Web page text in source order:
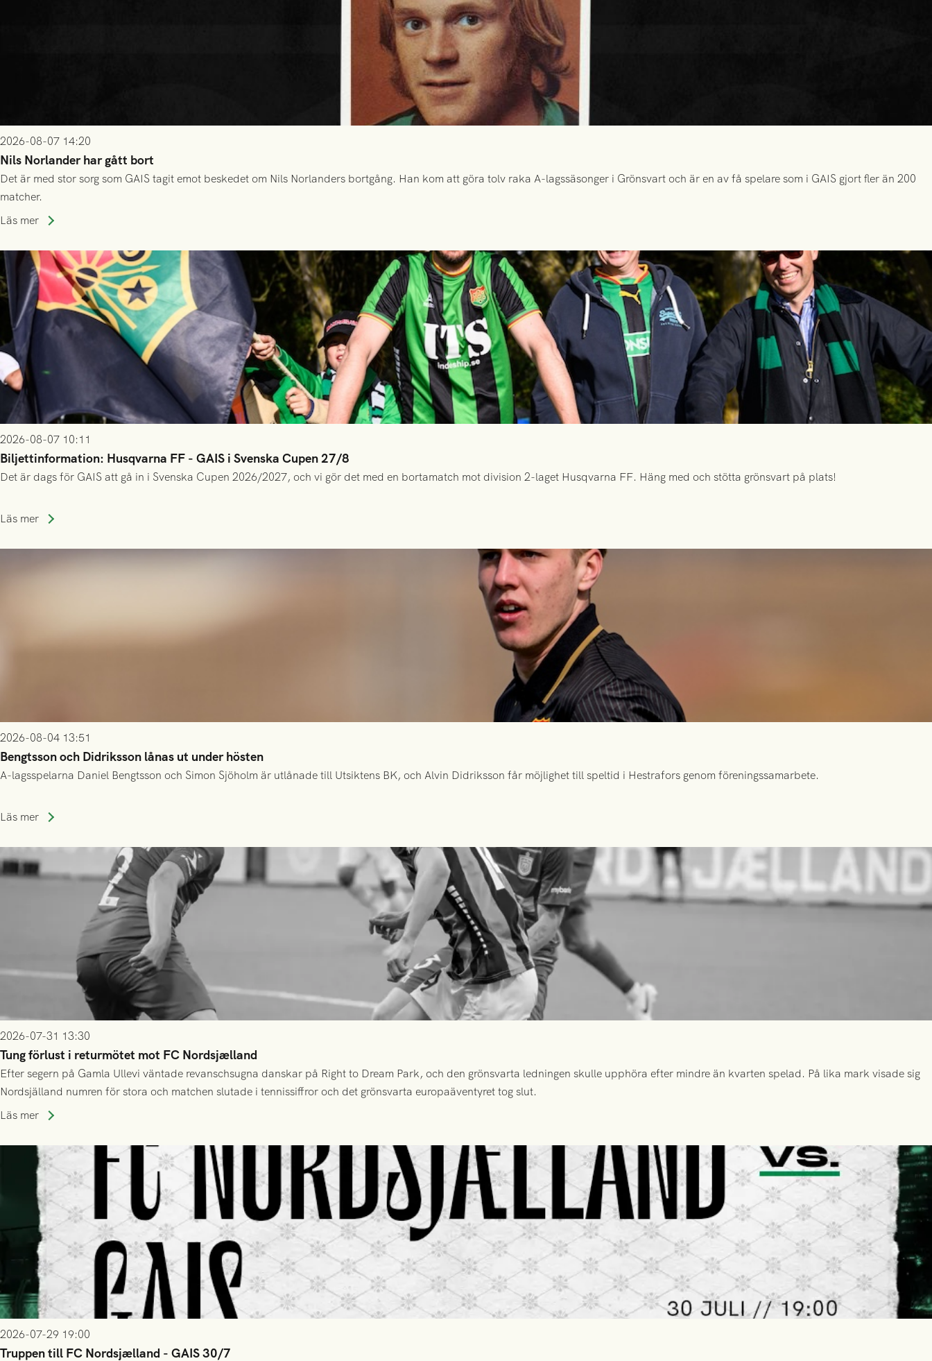
2026-08-07 14:20
Nils Norlander har gått bort
Det är med stor sorg som GAIS tagit emot beskedet om Nils Norlanders bortgång. Han kom att göra tolv raka A-lagssäsonger i Grönsvart och är en av få spelare som i GAIS gjort fler än 200
matcher.
Läs mer
2026-08-07 10:11
Biljettinformation: Husqvarna FF - GAIS i Svenska Cupen 27/8
Det är dags för GAIS att gå in i Svenska Cupen 2026/2027, och vi gör det med en bortamatch mot division 2-laget Husqvarna FF. Häng med och stötta grönsvart på plats!
Läs mer
2026-08-04 13:51
Bengtsson och Didriksson lånas ut under hösten
A-lagsspelarna Daniel Bengtsson och Simon Sjöholm är utlånade till Utsiktens BK, och Alvin Didriksson får möjlighet till speltid i Hestrafors genom föreningssamarbete.
Läs mer
2026-07-31 13:30
Tung förlust i returmötet mot FC Nordsjælland
Efter segern på Gamla Ullevi väntade revanschsugna danskar på Right to Dream Park, och den grönsvarta ledningen skulle upphöra efter mindre än kvarten spelad. På lika mark visade sig
Nordsjälland numren för stora och matchen slutade i tennissiffror och det grönsvarta europaäventyret tog slut.
Läs mer
2026-07-29 19:00
Truppen till FC Nordsjælland - GAIS 30/7